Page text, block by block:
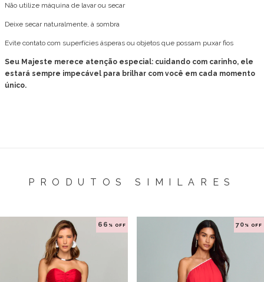
Não utilize máquina de lavar ou secar
Deixe secar naturalmente, à sombra
Evite contato com superfícies ásperas ou objetos que possam puxar fios
Seu Majeste merece atenção especial: cuidando com carinho, ele
estará sempre impecável para brilhar com você em cada momento
único.
PRODUTOS SIMILARES
66 % OFF 70 % OFF